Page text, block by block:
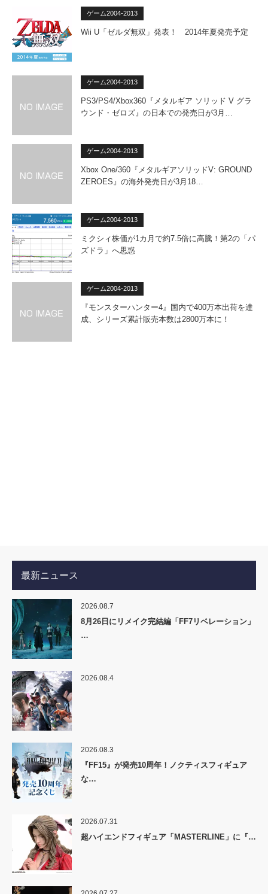
ゲーム2004-2013
Wii U「ゼルダ無双」発表！ 2014年夏発売予定
ゲーム2004-2013
PS3/PS4/Xbox360『メタルギア ソリッド V グラ
ウンド・ゼロズ』の日本での発売日が3月…
ゲーム2004-2013
Xbox One/360『メタルギアソリッドV: GROUND
ZEROES』の海外発売日が3月18…
ゲーム2004-2013
ミクシィ株価が1カ月で約7.5倍に高騰！第2の「パ
ズドラ」へ思惑
ゲーム2004-2013
『モンスターハンター4』国内で400万本出荷を達
成、シリーズ累計販売本数は2800万本に！
最新ニュース
2026.08.7
8月26日にリメイク完結編「FF7リベレーション」
…
2026.08.4
2026.08.3
『FF15』が発売10周年！ノクティスフィギュア
な…
2026.07.31
超ハイエンドフィギュア「MASTERLINE」に『…